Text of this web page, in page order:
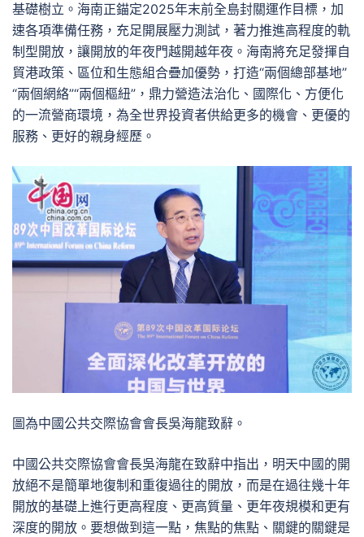
基礎樹立。海南正錨定2025年末前全島封關運作目標，加
速各項準備任務，充足開展壓力測試，著力推進高程度的軌
制型開放，讓開放的年夜門越開越年夜。海南將充足發揮自
貿港政策、區位和生態組合疊加優勢，打造“兩個總部基地”
“兩個網絡”“兩個樞紐”，鼎力營造法治化、國際化、方便化
的一流營商環境，為全世界投資者供給更多的機會、更優的
服務、更好的親身經歷。
圖為中國公共交際協會會長吳海龍致辭。
中國公共交際協會會長吳海龍在致辭中指出，明天中國的開
放絕不是簡單地復制和重復過往的開放，而是在過往幾十年
開放的基礎上進行更高程度、更高質量、更年夜規模和更有
深度的開放。要想做到這一點，焦點的焦點、關鍵的關鍵是